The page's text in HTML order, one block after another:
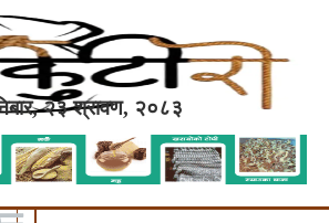
२३ श्रावण, २०८३